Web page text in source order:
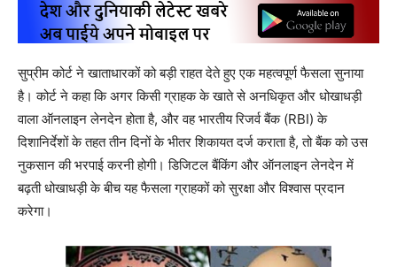
सुप्रीम कोर्ट ने खाताधारकों को बड़ी राहत देते हुए एक महत्वपूर्ण फैसला सुनाया
है। कोर्ट ने कहा कि अगर किसी ग्राहक के खाते से अनधिकृत और धोखाधड़ी
वाला ऑनलाइन लेनदेन होता है, और वह भारतीय रिजर्व बैंक (RBI) के
दिशानिर्देशों के तहत तीन दिनों के भीतर शिकायत दर्ज कराता है, तो बैंक को उस
नुकसान की भरपाई करनी होगी। डिजिटल बैंकिंग और ऑनलाइन लेनदेन में
बढ़ती धोखाधड़ी के बीच यह फैसला ग्राहकों को सुरक्षा और विश्वास प्रदान
करेगा।